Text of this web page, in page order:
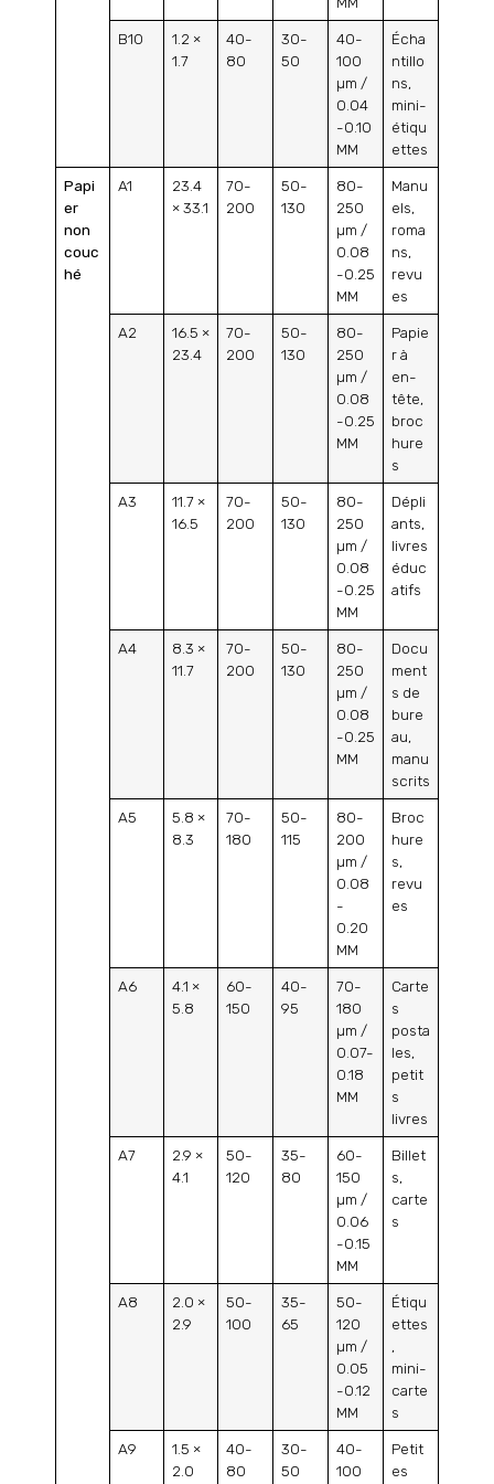
B10
1.2 ×
1.7
40-
80
30-
50
40-
100
µm /
0.04
-0.10
MM
Écha
ntillo
ns,
mini-
étiqu
ettes
Papi
er
non
couc
hé
A1
23.4
× 33.1
70-
200
50-
130
80-
250
µm /
0.08
-0.25
MM
Manu
els,
roma
ns,
revu
es
A2
16.5 ×
23.4
70-
200
50-
130
80-
250
µm /
0.08
-0.25
MM
Papie
r à
en-
tête,
broc
hure
s
A3
11.7 ×
16.5
70-
200
50-
130
80-
250
µm /
0.08
-0.25
MM
Dépli
ants,
livres
éduc
atifs
A4
8.3 ×
11.7
70-
200
50-
130
80-
250
µm /
0.08
-0.25
MM
Docu
ment
s de
bure
au,
manu
scrits
A5
5.8 ×
8.3
70-
180
50-
115
80-
200
µm /
0.08
-
0.20
MM
Broc
hure
s,
revu
es
A6
4.1 ×
5.8
60-
150
40-
95
70-
180
µm /
0.07-
0.18
MM
Carte
s
posta
les,
petit
s
livres
A7
2.9 ×
4.1
50-
120
35-
80
60-
150
µm /
0.06
-0.15
MM
Billet
s,
carte
s
A8
2.0 ×
2.9
50-
100
35-
65
50-
120
µm /
0.05
-0.12
MM
Étiqu
ettes
,
mini-
carte
s
A9
1.5 ×
2.0
40-
80
30-
50
40-
100
Petit
es